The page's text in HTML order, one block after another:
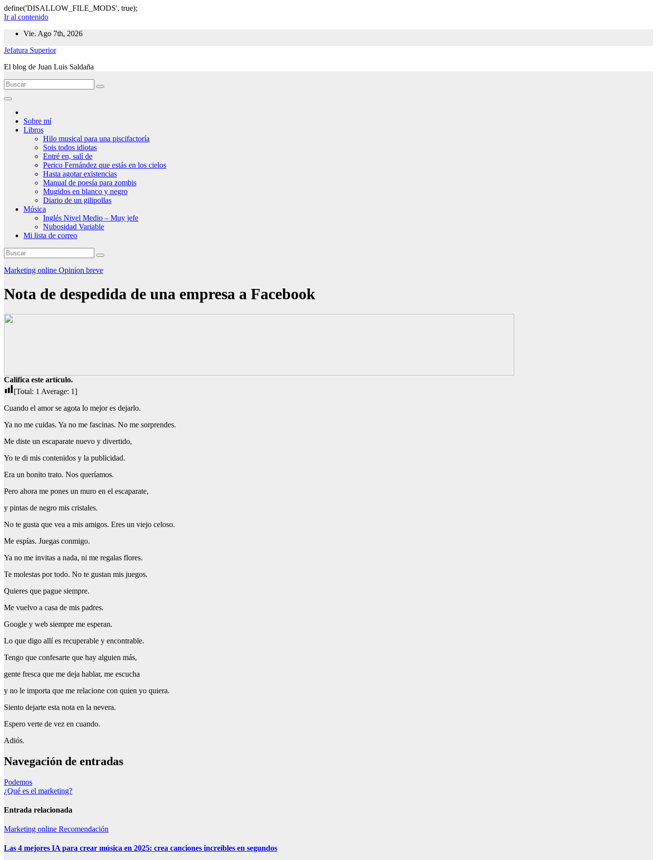
define('DISALLOW_FILE_MODS', true);
Ir al contenido
Vie. Ago 7th, 2026
Jefatura Superior
El blog de Juan Luis Saldaña
Sobre mí
Libros
Hilo musical para una piscifactoría
Sois todos idiotas
Entré en, salí de
Perico Fernández que estás en los cielos
Hasta agotar existencias
Manual de poesía para zombis
Mugidos en blanco y negro
Diario de un gilipollas
Música
Inglés Nivel Medio – Muy jefe
Nubosidad Variable
Mi lista de correo
Marketing online Opinion breve
Nota de despedida de una empresa a Facebook
Califica este artículo.
[Total: 1 Average: 1]
Cuando el amor se agota lo mejor es dejarlo.
Ya no me cuidas. Ya no me fascinas. No me sorprendes.
Me diste un escaparate nuevo y divertido,
Yo te di mis contenidos y la publicidad.
Era un bonito trato. Nos queríamos.
Pero ahora me pones un muro en el escaparate,
y pintas de negro mis cristales.
No te gusta que vea a mis amigos. Eres un viejo celoso.
Me espías. Juegas conmigo.
Ya no me invitas a nada, ni me regalas flores.
Te molestas por todo. No te gustan mis juegos.
Quieres que pague siempre.
Me vuelvo a casa de mis padres.
Google y web siempre me esperan.
Lo que digo allí es recuperable y encontrable.
Tengo que confesarte que hay alguien más,
gente fresca que me deja hablar, me escucha
y no le importa que me relacione con quien yo quiera.
Siento dejarte esta nota en la nevera.
Espero verte de vez en cuando.
Adiós.
Navegación de entradas
Podemos
¿Qué es el marketing?
Entrada relacionada
Marketing online Recomendación
Las 4 mejores IA para crear música en 2025: crea canciones increíbles en segundos